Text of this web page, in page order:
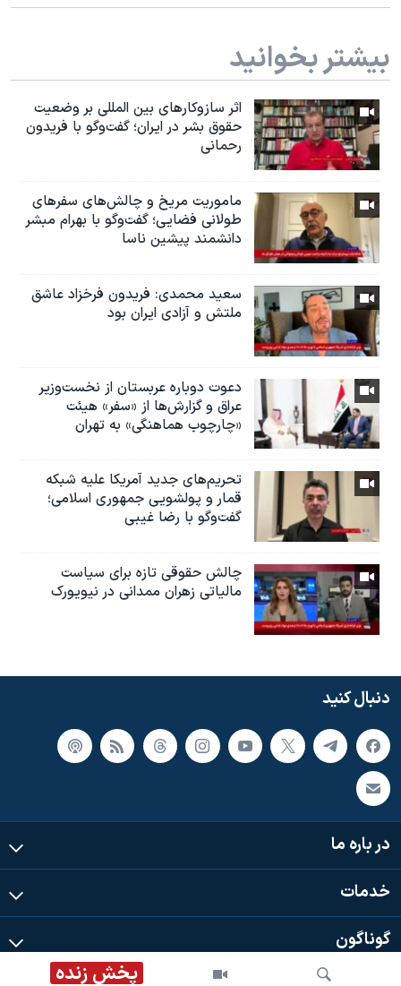
پخش زنده
بیشتر بخوانید
اثر ساز‌و‌کارهای بین المللی بر وضعیت
حقوق بشر در ایران؛ گفت‌وگو با فریدون
رحمانی
ماموریت مریخ و چالش‌های سفرهای
طولانی فضایی؛ گفت‌وگو با بهرام مبشر
دانشمند پیشین ناسا
سعید محمدی: فریدون فرخزاد عاشق
ملتش و آزادی ایران بود
دعوت دوباره عربستان از نخست‌وزیر
عراق و گزارش‌ها از «سفر» هیئت
«چارچوب هماهنگی» به تهران
تحریم‌های جدید آمریکا علیه شبکه
قمار و پولشویی جمهوری اسلامی؛
گفت‌وگو با رضا غیبی
چالش حقوقی تازه برای سیاست
مالیاتی زهران ممدانی در نیویورک
دنبال کنید
در باره ما
خدمات
گوناگون